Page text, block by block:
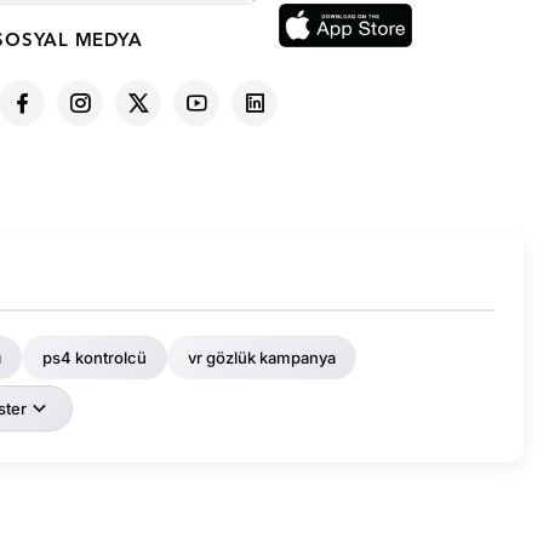
MEDYA
ps4 kontrolcü vr gözlük kampanya